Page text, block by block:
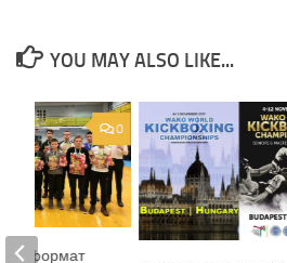
YOU MAY ALSO LIKE...
0
формат